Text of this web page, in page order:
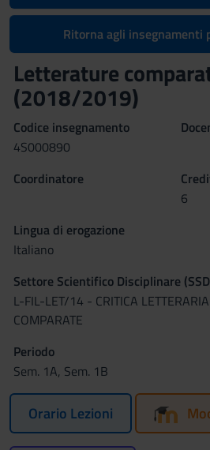
Ritorna agli insegnamenti
Letterature
(2018/2019)
Codice insegnamento
4S000890
Coordinatore
6
Lingua di erogazione
Italiano
Settore Scientifico Disciplinare
L-FIL-LET/14 - CRITICA
COMPARATE
Periodo
Sem. 1A, Sem. 1B
Orario Lezioni